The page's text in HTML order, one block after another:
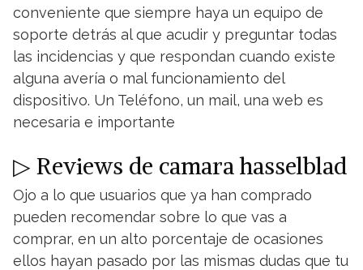
conveniente que siempre haya un equipo de
soporte detrás al que acudir y preguntar todas
las incidencias y que respondan cuando existe
alguna avería o mal funcionamiento del
dispositivo. Un Teléfono, un mail, una web es
necesaria e importante
▷ Reviews de camara hasselblad
Ojo a lo que usuarios que ya han comprado
pueden recomendar sobre lo que vas a
comprar, en un alto porcentaje de ocasiones
ellos hayan pasado por las mismas dudas que tu